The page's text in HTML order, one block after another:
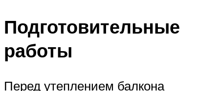
Подготовительные
работы
Перед утеплением балкона